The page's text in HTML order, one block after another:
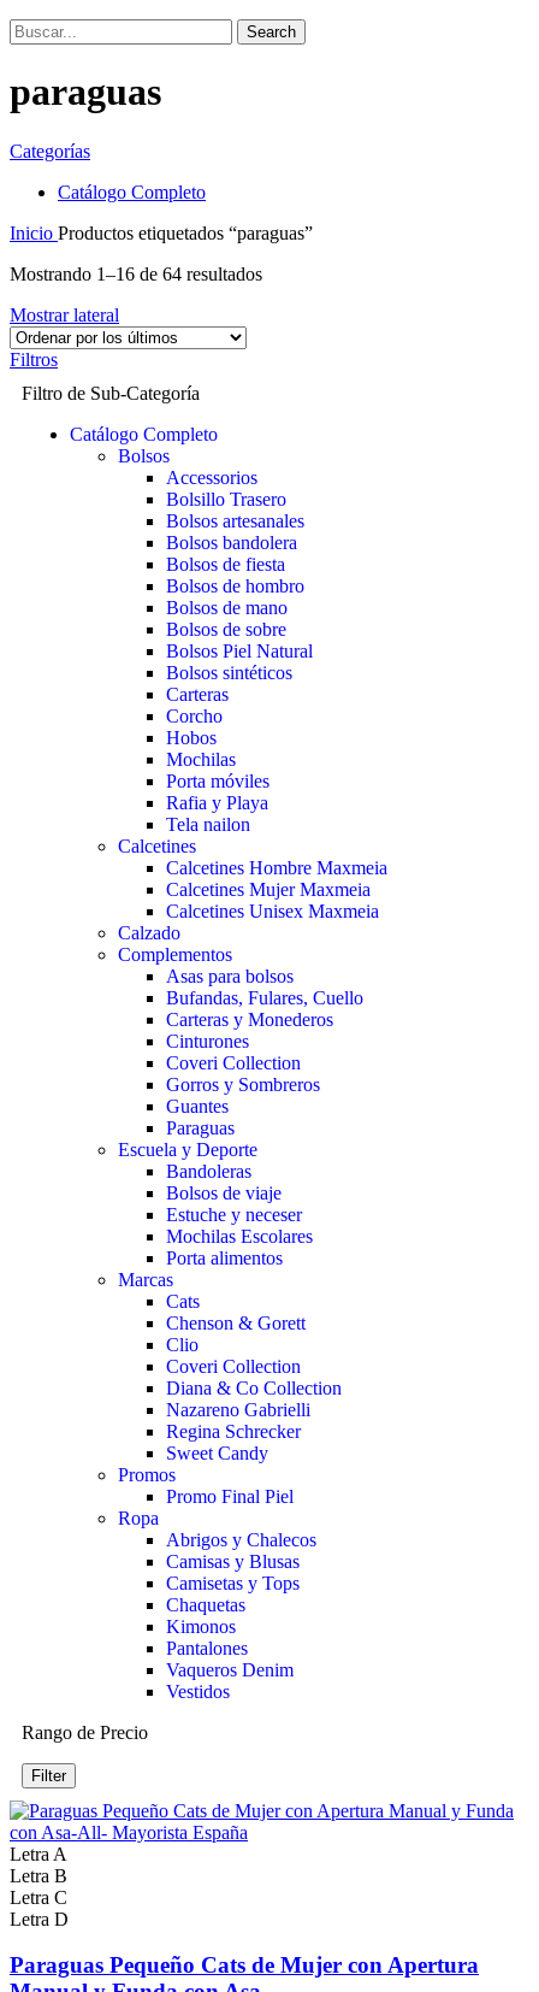
Search
paraguas
Categorías
Catálogo Completo
Inicio Productos etiquetados “paraguas”
Mostrando 1–16 de 64 resultados
Mostrar lateral
Filtros
Filtro de Sub-Categoría
Catálogo Completo
Bolsos
Accessorios
Bolsillo Trasero
Bolsos artesanales
Bolsos bandolera
Bolsos de fiesta
Bolsos de hombro
Bolsos de mano
Bolsos de sobre
Bolsos Piel Natural
Bolsos sintéticos
Carteras
Corcho
Hobos
Mochilas
Porta móviles
Rafia y Playa
Tela nailon
Calcetines
Calcetines Hombre Maxmeia
Calcetines Mujer Maxmeia
Calcetines Unisex Maxmeia
Calzado
Complementos
Asas para bolsos
Bufandas, Fulares, Cuello
Carteras y Monederos
Cinturones
Coveri Collection
Gorros y Sombreros
Guantes
Paraguas
Escuela y Deporte
Bandoleras
Bolsos de viaje
Estuche y neceser
Mochilas Escolares
Porta alimentos
Marcas
Cats
Chenson & Gorett
Clio
Coveri Collection
Diana & Co Collection
Nazareno Gabrielli
Regina Schrecker
Sweet Candy
Promos
Promo Final Piel
Ropa
Abrigos y Chalecos
Camisas y Blusas
Camisetas y Tops
Chaquetas
Kimonos
Pantalones
Vaqueros Denim
Vestidos
Rango de Precio
Filter
Letra A
Letra B
Letra C
Letra D
Paraguas Pequeño Cats de Mujer con Apertura